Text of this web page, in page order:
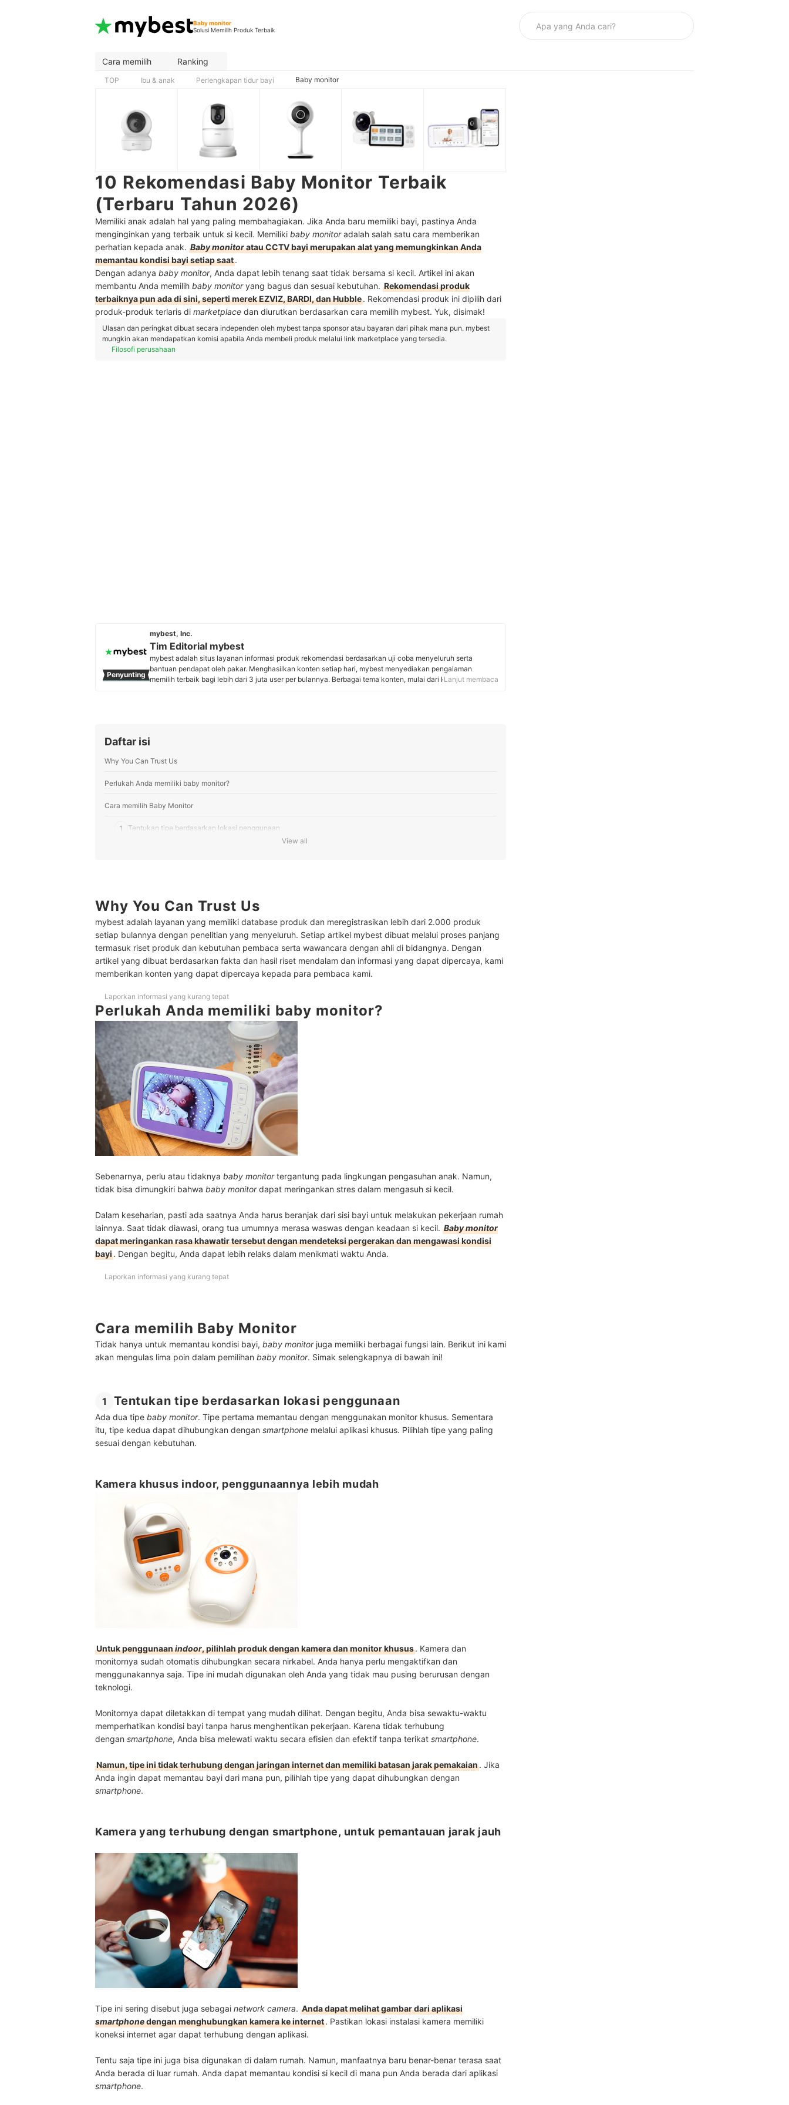
Baby monitor
Solusi Memilih Produk Terbaik
Cara memilih Ranking
TOP Ibu & anak Perlengkapan tidur bayi Baby monitor
10 Rekomendasi Baby Monitor Terbaik
(Terbaru Tahun 2026)
Memiliki anak adalah hal yang paling membahagiakan. Jika Anda baru memiliki bayi, pastinya Anda
menginginkan yang terbaik untuk si kecil. Memiliki baby monitoradalah salah satu cara memberikan
perhatian kepada anak. Baby monitoratau CCTV bayi merupakan alat yang memungkinkan Anda
memantau kondisi bayi setiap saat.
Dengan adanya baby monitor, Anda dapat lebih tenang saat tidak bersama si kecil. Artikel ini akan
membantu Anda memilih baby monitoryang bagus dan sesuai kebutuhan. Rekomendasi produk
terbaiknya pun ada di sini, seperti merek EZVIZ, BARDI, dan Hubble. Rekomendasi produk ini dipilih dari
produk-produk terlaris di marketplace dan diurutkan berdasarkan cara memilih mybest. Yuk, disimak!
Ulasan dan peringkat dibuat secara independen oleh mybest tanpa sponsor atau bayaran dari pihak mana pun. mybest
mungkin akan mendapatkan komisi apabila Anda membeli produk melalui link marketplace yang tersedia.
Filosofi perusahaan
Penyunting
mybest, Inc.
Tim Editorial mybest
mybest adalah situs layanan informasi produk rekomendasi berdasarkan uji coba menyeluruh serta
bantuan pendapat oleh pakar. Menghasilkan konten setiap hari, mybest menyediakan pengalaman
memilih terbaik bagi lebih dari 3 juta user per bulannya. Berbagai tema konten, mulai dari kosmetik,
Lanjut membaca
Daftar isi
Why You Can Trust Us
Perlukah Anda memiliki baby monitor?
Cara memilih Baby Monitor
1 Tentukan tipe berdasarkan lokasi penggunaan
Pastikan baby monitor memiliki lisensi dan sertifikasi keamanan
5 Pilih yang memiliki fungsi-fungsi tambahan
Peringkat Baby Monitor Terbaik
Baca juga rekomendasi perlengkapan tidur bayi lainnya di sini
View all
Why You Can Trust Us
mybest adalah layanan yang memiliki database produk dan meregistrasikan lebih dari 2.000 produk
setiap bulannya dengan penelitian yang menyeluruh. Setiap artikel mybest dibuat melalui proses panjang
termasuk riset produk dan kebutuhan pembaca serta wawancara dengan ahli di bidangnya. Dengan
artikel yang dibuat berdasarkan fakta dan hasil riset mendalam dan informasi yang dapat dipercaya, kami
memberikan konten yang dapat dipercaya kepada para pembaca kami.
Laporkan informasi yang kurang tepat
Perlukah Anda memiliki baby monitor?
Sebenarnya, perlu atau tidaknya baby monitortergantung pada lingkungan pengasuhan anak. Namun,
tidak bisa dimungkiri bahwa baby monitordapat meringankan stres dalam mengasuh si kecil.
Dalam keseharian, pasti ada saatnya Anda harus beranjak dari sisi bayi untuk melakukan pekerjaan rumah
lainnya. Saat tidak diawasi, orang tua umumnya merasa waswas dengan keadaan si kecil. Baby monitor
dapat meringankan rasa khawatir tersebut dengan mendeteksi pergerakan dan mengawasi kondisi
bayi. Dengan begitu, Anda dapat lebih relaks dalam menikmati waktu Anda.
Laporkan informasi yang kurang tepat
Cara memilih Baby Monitor
Tidak hanya untuk memantau kondisi bayi, baby monitorjuga memiliki berbagai fungsi lain. Berikut ini kami
akan mengulas lima poin dalam pemilihan baby monitor. Simak selengkapnya di bawah ini!
1 Tentukan tipe berdasarkan lokasi penggunaan
Ada dua tipe baby monitor. Tipe pertama memantau dengan menggunakan monitor khusus. Sementara
itu, tipe kedua dapat dihubungkan dengan smartphone melalui aplikasi khusus. Pilihlah tipe yang paling
sesuai dengan kebutuhan.
Kamera khusus indoor, penggunaannya lebih mudah
Untuk penggunaanindoor, pilihlah produk dengan kamera dan monitor khusus. Kamera dan
monitornya sudah otomatis dihubungkan secara nirkabel. Anda hanya perlu mengaktifkan dan
menggunakannya saja. Tipe ini mudah digunakan oleh Anda yang tidak mau pusing berurusan dengan
teknologi.
Monitornya dapat diletakkan di tempat yang mudah dilihat. Dengan begitu, Anda bisa sewaktu-waktu
memperhatikan kondisi bayi tanpa harus menghentikan pekerjaan. Karena tidak terhubung
dengan smartphone, Anda bisa melewati waktu secara efisien dan efektif tanpa terikat smartphone.
Namun, tipe ini tidak terhubung dengan jaringan internet dan memiliki batasan jarak pemakaian. Jika
Anda ingin dapat memantau bayi dari mana pun, pilihlah tipe yang dapat dihubungkan dengan
smartphone.
Kamera yang terhubung dengan smartphone, untuk pemantauan jarak jauh
Tipe ini sering disebut juga sebagai network camera. Anda dapat melihat gambar dari aplikasi
smartphonedengan menghubungkan kamera ke internet. Pastikan lokasi instalasi kamera memiliki
koneksi internet agar dapat terhubung dengan aplikasi.
Tentu saja tipe ini juga bisa digunakan di dalam rumah. Namun, manfaatnya baru benar-benar terasa saat
Anda berada di luar rumah. Anda dapat memantau kondisi si kecil di mana pun Anda berada dari aplikasi
smartphone.